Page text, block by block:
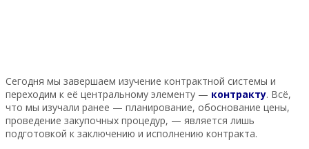
Сегодня мы завершаем изучение контрактной системы и
переходим к её центральному элементу — контракту. Всё,
что мы изучали ранее — планирование, обоснование цены,
проведение закупочных процедур, — является лишь
подготовкой к заключению и исполнению контракта.